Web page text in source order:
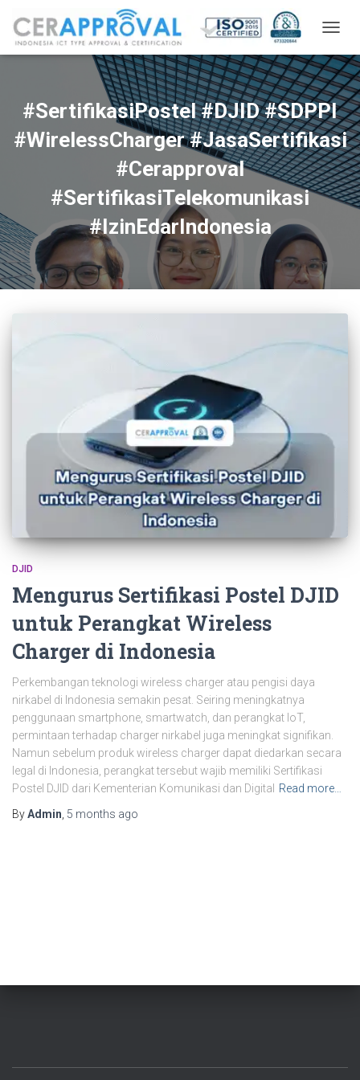
#SertifikasiPostel #DJID #SDPPI
#WirelessCharger #JasaSertifikasi
#Cerapproval
#SertifikasiTelekomunikasi
#IzinEdarIndonesia
DJID
Mengurus Sertifikasi Postel DJID
untuk Perangkat Wireless
Charger di Indonesia
Perkembangan teknologi wireless charger atau pengisi daya
nirkabel di Indonesia semakin pesat. Seiring meningkatnya
penggunaan smartphone, smartwatch, dan perangkat IoT,
permintaan terhadap charger nirkabel juga meningkat signifikan.
Namun sebelum produk wireless charger dapat diedarkan secara
legal di Indonesia, perangkat tersebut wajib memiliki Sertifikasi
Postel DJID dari Kementerian Komunikasi dan Digital
Read more…
ByAdmin 5 months ago